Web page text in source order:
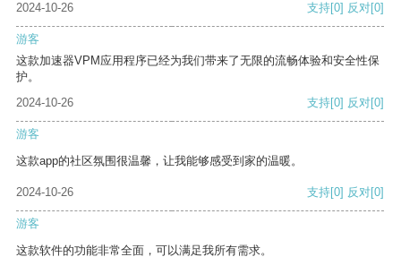
2024-10-26
支持[0] 反对[0]
游客
这款加速器VPM应用程序已经为我们带来了无限的流畅体验和安全性保
护。
2024-10-26
支持[0] 反对[0]
游客
这款app的社区氛围很温馨，让我能够感受到家的温暖。
2024-10-26 支持[0] 反对[0]
游客
这款软件的功能非常全面，可以满足我所有需求。